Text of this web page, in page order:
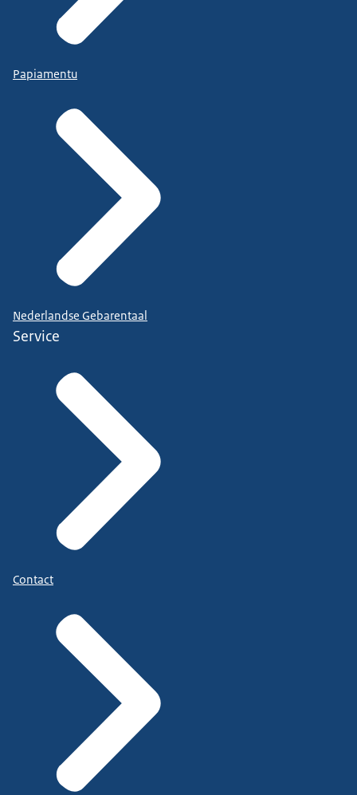
Papiamentu
Nederlandse Gebarentaal
Service
Contact